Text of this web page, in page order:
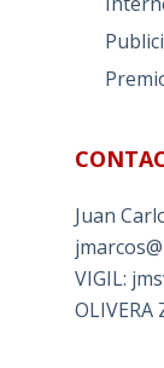
Juan
VIGIL:
OLIVERA